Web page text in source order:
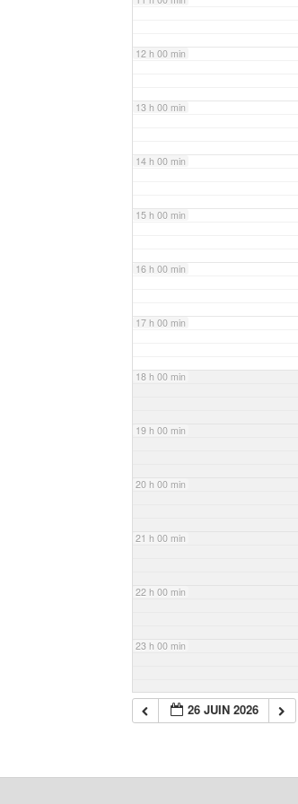
12 h 00 min
13 h 00 min
14 h 00 min
15 h 00 min
16 h 00 min
17 h 00 min
18 h 00 min
19 h 00 min
20 h 00 min
21 h 00 min
22 h 00 min
23 h 00 min
26 JUIN 2026